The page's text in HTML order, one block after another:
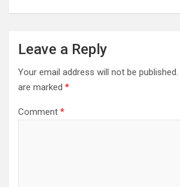
Leave a Reply
Your email address will not be published.
are marked *
Comment *